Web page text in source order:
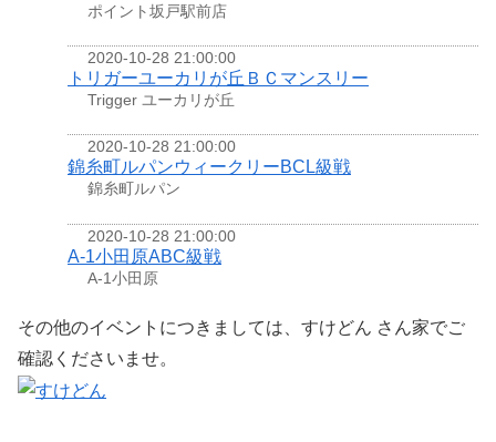
ポイント坂戸駅前店
2020-10-28 21:00:00
トリガーユーカリが丘ＢＣマンスリー
Trigger ユーカリが丘
2020-10-28 21:00:00
錦糸町ルパンウィークリーBCL級戦
錦糸町ルパン
2020-10-28 21:00:00
A-1小田原ABC級戦
A-1小田原
その他のイベントにつきましては、すけどん さん家でご
確認くださいませ。